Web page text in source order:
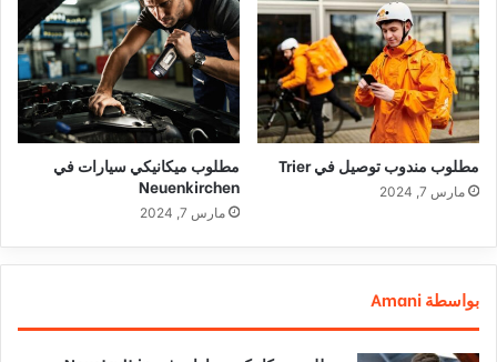
مطلوب مندوب توصيل في Trier
مارس 7, 2024
مطلوب ميكانيكي سيارات في
Neuenkirchen
مارس 7, 2024
بواسطة Amani